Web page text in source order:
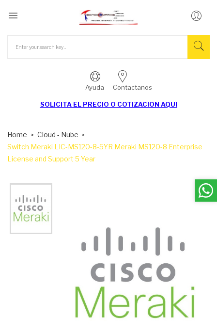

Ayuda Contactanos
SOLICITA EL PRECIO O COTIZACION AQUI
Home
Cloud - Nube
Switch Meraki LIC-MS120-8-5YR Meraki MS120-8 Enterprise
License and Support 5 Year